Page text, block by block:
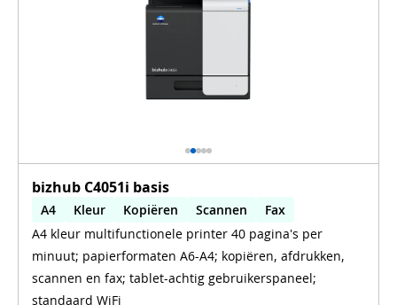
bizhub C4051i basis
A4 Kleur Kopiëren Scannen
Fax
Automatisch dubbelzijdig printen
Automatisch dubbelzijdig scannen
WiFi
A4 kleur multifunctionele printer 40 pagina's per
minuut; papierformaten A6-A4; kopiëren, afdrukken,
scannen en fax; tablet-achtig gebruikerspaneel;
standaard WiFi